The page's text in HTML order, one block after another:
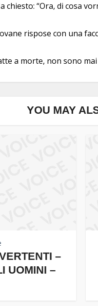
chiesto: “Ora, di cosa
rispose con una
a morte, non sono
YOU MAY
–
UOMINI –